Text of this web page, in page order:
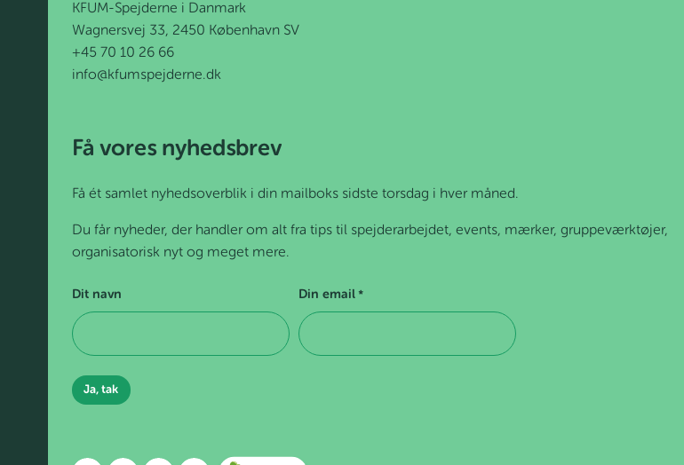
KFUM-Spejderne i Danmark
Wagnersvej 33, 2450 København SV
+45 70 10 26 66
info@kfumspejderne.dk
Få vores nyhedsbrev
Få ét samlet nyhedsoverblik i din mailboks sidste torsdag i hver måned.
Du får nyheder, der handler om alt fra tips til spejderarbejdet, events, mærker, gruppeværktøjer,
organisatorisk nyt og meget mere.
Dit navn Din email *